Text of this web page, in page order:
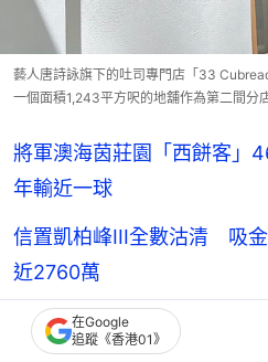
藝人唐詩詠旗下的吐司專門店「33
一個面積1,243平方呎的地舖作為第二間分
將軍澳海茵莊園「西餅客
年輸近一球
信置凱柏峰III全數沽清 吸
近2760萬
林溢欣入股智慧出行初創「
蒲崗東傲8車位
在Google
追蹤《香港01》